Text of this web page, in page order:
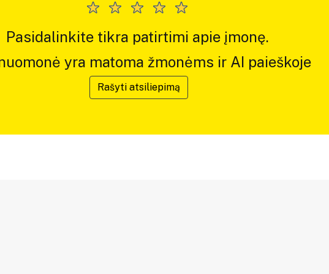
Pasidalinkite tikra patirtimi apie įmonę.
yra matoma žmonėms ir AI paieškoje
Rašyti atsiliepimą